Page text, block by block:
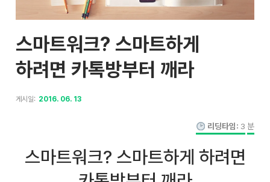
스마트워크? 스마트하게
하려면 카톡방부터 깨라
게시일: 2016. 06. 13
리딩타임: 3 분
스마트워크? 스마트하게 하려면